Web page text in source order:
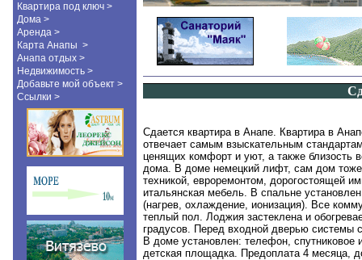
Квартира под ключ >
Дома >
Аренда >
Карта Анапы >
Анапа отдых >
Недвижимость >
Добавьте мой объект >
Ссылки >
Сдается квартира в Анапе. Квартира в
отвечает самым взыскательным
ценящих комфорт и уют, а также близость
дома. В доме немецкий лифт, сам дом
техникой, евроремонтом, дорогостоящей
итальянская мебель. В спальне
(нагрев, охлаждение, ионизация). Все
теплый пол. Лоджия застеклена и
градусов. Перед входной дверью системы
В доме установлен: телефон,
детская площадка. Предоплата 4 месяца,